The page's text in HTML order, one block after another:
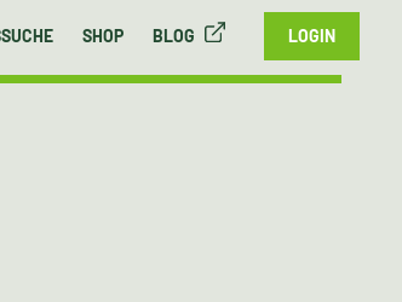
SHOP BLOG LOGIN